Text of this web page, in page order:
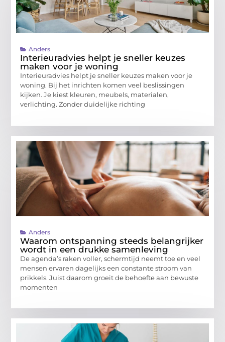
Anders
Interieuradvies helpt je sneller keuzes
maken voor je woning
Interieuradvies helpt je sneller keuzes maken voor je
woning. Bij het inrichten komen veel beslissingen
kijken. Je kiest kleuren, meubels, materialen,
verlichting. Zonder duidelijke richting
Anders
Waarom ontspanning steeds belangrijker
wordt in een drukke samenleving
De agenda’s raken voller, schermtijd neemt toe en veel
mensen ervaren dagelijks een constante stroom van
prikkels. Juist daarom groeit de behoefte aan bewuste
momenten